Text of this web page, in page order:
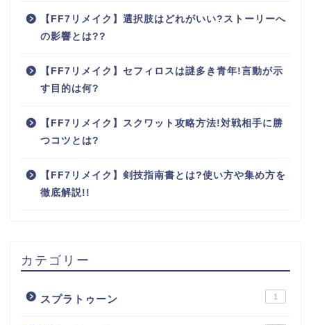
【FF7リメイク】選択肢はどれがいい?ストーリーへ
の影響とは??
【FF7リメイク】セフィロスは謎多き青年!言動が示
す目的は何?
【FF7リメイク】スクワット攻略方法!対戦相手に勝
つコツとは?
【FF7リメイク】剣技指南書とは?使い方や集め方を
徹底解説!!
カテゴリー
スプラトゥーン 1